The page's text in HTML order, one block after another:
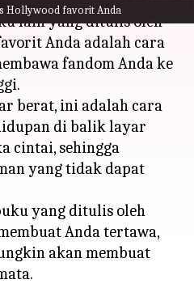
Hollywood favorit Anda
lain yang ditulis oleh
Anda adalah cara
fandom Anda ke
berat, ini adalah cara
di balik layar
cintai, sehingga
yang tidak dapat
yang ditulis oleh
Anda tertawa,
akan membuat